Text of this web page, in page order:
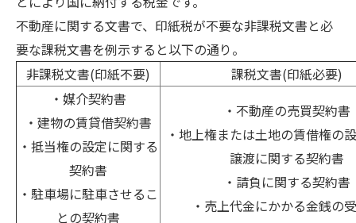
不動産に関する文書で、印紙税が不要な非課税文書と必
要な課税文書を例示すると以下の通り。
非課税文書(印紙不要)
課税文書(印紙必要)
・媒介契約書
・建物の賃貸借契約書
・抵当権の設定に関する
契約書
・駐車場に駐車させるこ
との契約書
・不動産の売買契約書
・地上権または土地の賃借権の
譲渡に関する契約書
・請負に関する契約書
・売上代金にかかる金銭の